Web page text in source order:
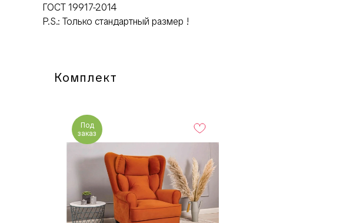
ГОСТ 19917-2014
P.S.: Только стандартный размер !
Комплект
Под
заказ